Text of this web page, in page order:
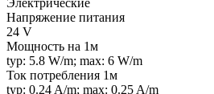
Напряжение питания
24 V
Мощность на 1м
typ: 5.8 W/m; max: 6 W/m
Ток потребления 1м
typ: 0.24 A/m; max: 0.25 A/m